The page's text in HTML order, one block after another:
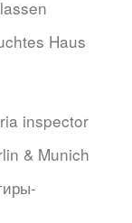
Haus
inspector
& Munich